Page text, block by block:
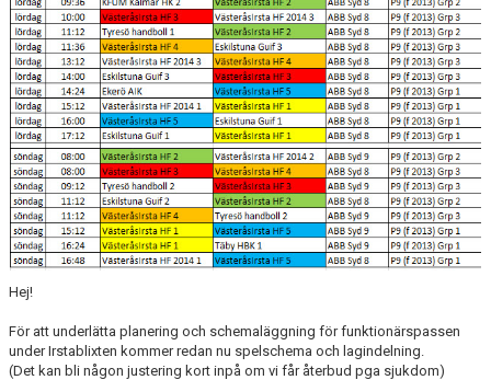
Hej!
För att underlätta planering och schemaläggning för funktionärspassen
under Irstablixten kommer redan nu spelschema och lagindelning.
(Det kan bli någon justering kort inpå om vi får återbud pga sjukdom)